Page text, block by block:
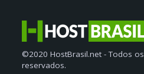
©2020 HostBrasil.net - Todos
reservados.